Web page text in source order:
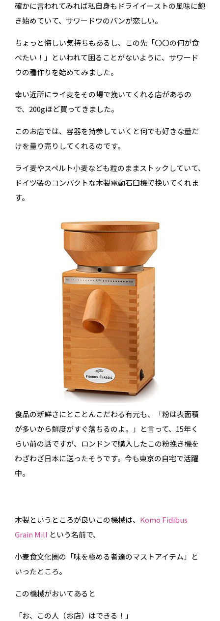
確かに言われてみれば私自身もドライイーストの風味に飽
き始めていて、サワードウのパンが恋しい。
ちょっと悔しい気持ちもあるし、この先「〇〇の何が食
べたい！」といわれて困ることがないように、サワード
ウの種作りを始めてみました。
幸い近所にライ麦をその場で挽いてくれる店があるの
で、200gほど買ってきました。
このお店では、容器を持参していくと何でも好きな量だ
けを量り売りしてくれるのです。
ライ麦やスペルト小麦なども粒のままストックしていて、
ドイツ製のコンパクトな木製電動石臼機で挽いてくれま
す。
食品の新鮮さにとことんこだわる有元も、「粉は表面積
が多いから鮮度がすぐ落ちるのよ。」と言って、15年く
らい前の話ですが、ロンドンで購入したこの粉挽き機を
わざわざ日本に送ったそうです。今も東京の自宅で活躍
中。
木製というところが良いこの機械は、 Komo Fidibus
Grain Mill という名前で、
小麦食文化圏の「味を極める者達のマストアイテム」と
いったところ。
この機械がおいてあると
「お、この人（お店）はできる！」